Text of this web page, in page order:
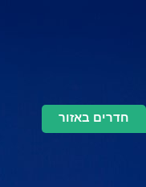
חדרים באזור